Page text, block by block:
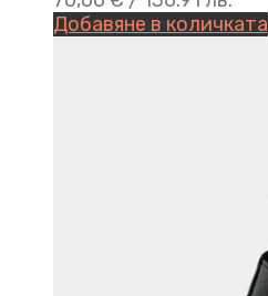
Добавяне в количката